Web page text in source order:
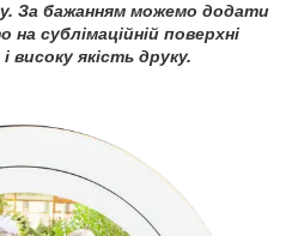
За бажанням можемо додати
сублімаційній поверхні
високу якість друку.